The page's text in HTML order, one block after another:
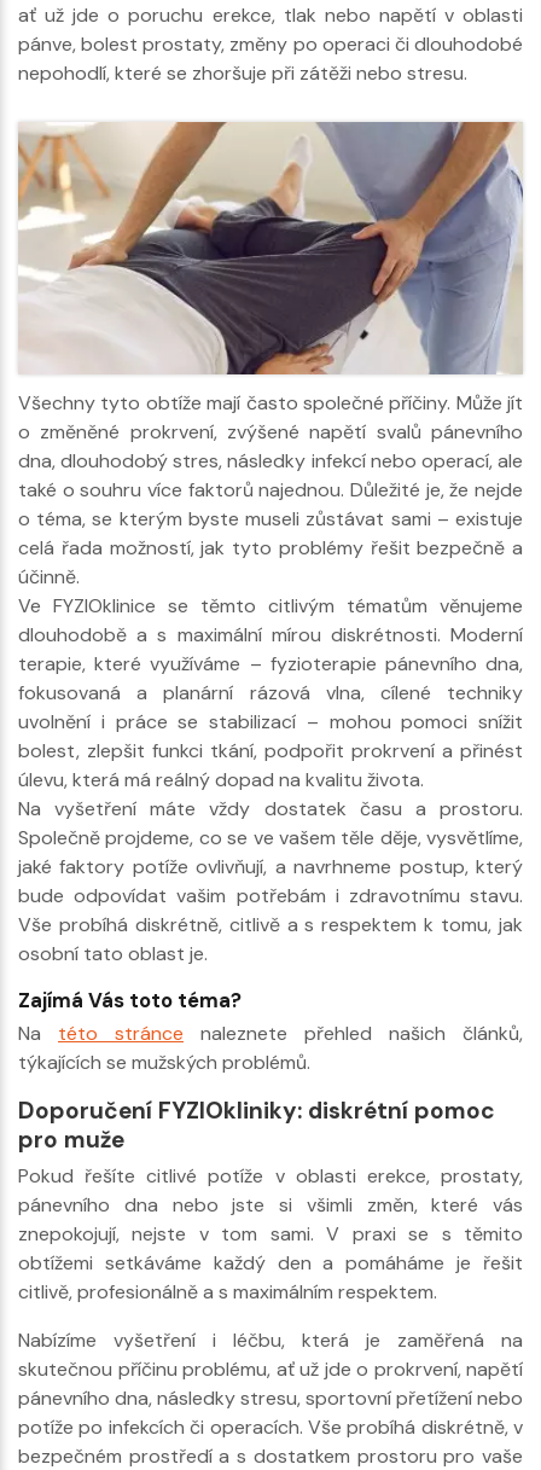
ať už jde o poruchu erekce, tlak nebo napětí v oblasti
pánve, bolest prostaty, změny po operaci či dlouhodobé
nepohodlí, které se zhoršuje při zátěži nebo stresu.
Všechny tyto obtíže mají často společné příčiny. Může jít
o změněné prokrvení, zvýšené napětí svalů pánevního
dna, dlouhodobý stres, následky infekcí nebo operací, ale
také o souhru více faktorů najednou. Důležité je, že nejde
o téma, se kterým byste museli zůstávat sami – existuje
celá řada možností, jak tyto problémy řešit bezpečně a
účinně.
Ve FYZIOklinice se těmto citlivým tématům věnujeme
dlouhodobě a s maximální mírou diskrétnosti. Moderní
terapie, které využíváme – fyzioterapie pánevního dna,
fokusovaná a planární rázová vlna, cílené techniky
uvolnění i práce se stabilizací – mohou pomoci snížit
bolest, zlepšit funkci tkání, podpořit prokrvení a přinést
úlevu, která má reálný dopad na kvalitu života.
Na vyšetření máte vždy dostatek času a prostoru.
Společně projdeme, co se ve vašem těle děje, vysvětlíme,
jaké faktory potíže ovlivňují, a navrhneme postup, který
bude odpovídat vašim potřebám i zdravotnímu stavu.
Vše probíhá diskrétně, citlivě a s respektem k tomu, jak
osobní tato oblast je.
Zajímá Vás toto téma?
Na této stránce naleznete přehled našich článků,
týkajících se mužských problémů.
Doporučení FYZIOkliniky: diskrétní pomoc
pro muže
Pokud řešíte citlivé potíže v oblasti erekce, prostaty,
pánevního dna nebo jste si všimli změn, které vás
znepokojují, nejste v tom sami. V praxi se s těmito
obtížemi setkáváme každý den a pomáháme je řešit
citlivě, profesionálně a s maximálním respektem.
Nabízíme vyšetření i léčbu, která je zaměřená na
skutečnou příčinu problému, ať už jde o prokrvení, napětí
pánevního dna, následky stresu, sportovní přetížení nebo
potíže po infekcích či operacích. Vše probíhá diskrétně, v
bezpečném prostředí a s dostatkem prostoru pro vaše